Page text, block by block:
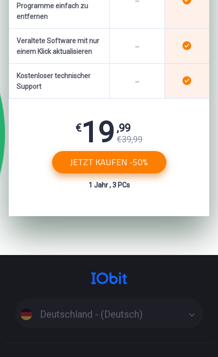
Programme einfach zu
entfernen
Veraltete Software mit nur
einem Klick aktualisieren
Kostenloser technischer
Support
€19 ,99
€39,99
JETZT KAUFEN -50%
1 Jahr , 3 PCs
Deutschland - (Deutsch)